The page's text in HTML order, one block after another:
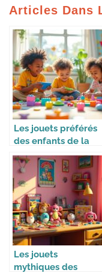
Articles Dans
Les jouets préférés
des enfants de la
génération Alpha
Les jouets
mythiques des